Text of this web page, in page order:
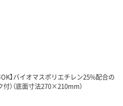
】バイオマスポリエチレン25%配合の
）（底面寸法270×210mm）